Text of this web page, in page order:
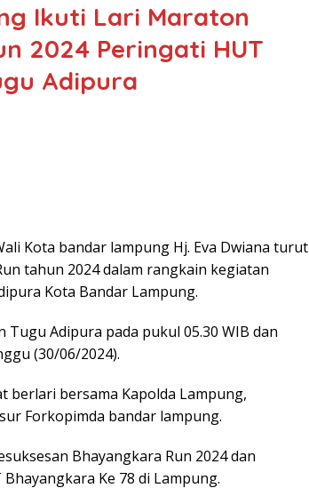
Ikuti Lari Maraton
2024 Peringati HUT
Adipura
Kota bandar lampung Hj. Eva Dwiana turut
tahun 2024 dalam rangkain kegiatan
Kota Bandar Lampung.
Adipura pada pukul 05.30 WIB dan
(30/06/2024).
berlari bersama Kapolda Lampung,
Forkopimda bandar lampung.
Bhayangkara Run 2024 dan
Ke 78 di Lampung.